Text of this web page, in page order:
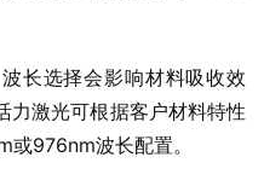
长选择会影响材料吸收效
力激光可根据客户材料特性
976nm波长配置。